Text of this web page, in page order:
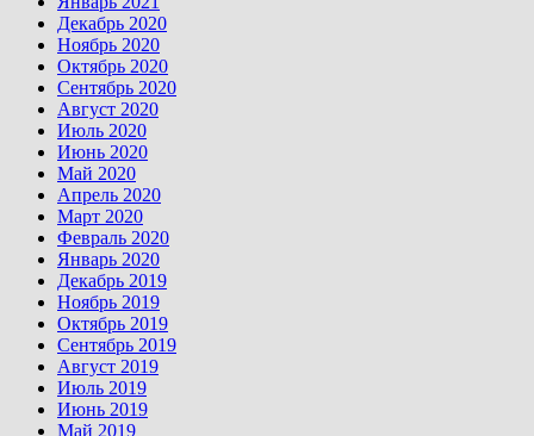
Декабрь 2020
Ноябрь 2020
Октябрь 2020
Сентябрь 2020
Август 2020
Июль 2020
Июнь 2020
Май 2020
Апрель 2020
Март 2020
Февраль 2020
Январь 2020
Декабрь 2019
Ноябрь 2019
Октябрь 2019
Сентябрь 2019
Август 2019
Июль 2019
Июнь 2019
Май 2019